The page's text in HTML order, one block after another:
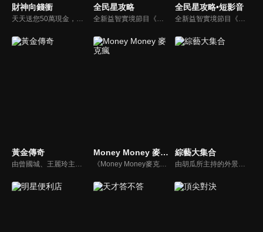
財神向錢衝
天天送您50萬現金，還有汽車大獎！不考智力、體力，挑戰家人、同事、同學、朋友互相了解的成渡和共同生活經驗。快來參加《財神向前衝》大獎通通送給您。
全民星攻略
全新益智實境節目《全民星攻略》，由館長曾國城擔任把關者，考驗著每個來挑戰九宮格益智遊戲藝人明星。想要攻略九宮格關卡，透過創意聯想、邏輯推理、理想分析，才有機會獲取智慧星幣，帶走夢幻大獎。
全民星攻略•短影音
全新益智實境節目《全民星攻略》，由館長曾國城擔任把關者，考驗著每個來挑戰九宮格益智遊戲藝人明星。想要攻略九宮格關卡，透過創意聯想、邏輯推理、理想分析，才有機會獲取智慧星幣，帶走夢幻大獎。
黃金傳奇
由曾國城、王麗玲主持，許多人記憶中的經典外景綜藝節目之一。每次闖關成功的隊伍，可獲得藏寶圖；拼湊出完整藏寶圖者，可憑著藏寶圖提示至寶箱放置處；最後以正確寶箱之正確答案鑰匙開啟成功者，除隊長本身外的每位參賽者，即可獲得價值新台幣5萬元之黃金金牌。
Money Money 麥克瘋
《Money Money麥克瘋》節目強調不比音準、不比音色，也不比外型、外貌、氣質、長相等如何，只強調只要歌詞記得牢，就可以參加比賽。
綜藝大集合
由胡瓜所主持的外景綜藝節目，秉持著「幸福好運到，獎金送夠夠」的精神，和眾多藝人與鄉親同樂玩遊戲拿獎金，介紹各地的人文、美食、特產等，提供豐富多元的內容，不間斷的笑料，讓您忘卻一切煩惱、開懷大笑。